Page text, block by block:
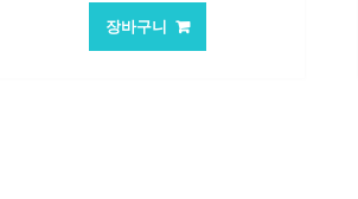
가
격:
장바구니